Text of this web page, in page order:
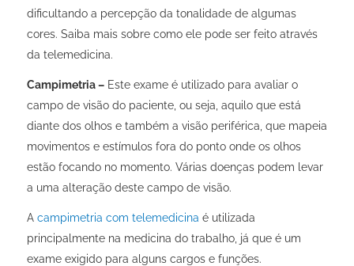
dificultando a percepção da tonalidade de algumas
cores. Saiba mais sobre como ele pode ser feito através
da telemedicina.
Campimetria –Este exame é utilizado para avaliar o
campo de visão do paciente, ou seja, aquilo que está
diante dos olhos e também a visão periférica, que mapeia
movimentos e estímulos fora do ponto onde os olhos
estão focando no momento. Várias doenças podem levar
a uma alteração deste campo de visão.
A campimetria com telemedicina é utilizada
principalmente na medicina do trabalho, já que é um
exame exigido para alguns cargos e funções.